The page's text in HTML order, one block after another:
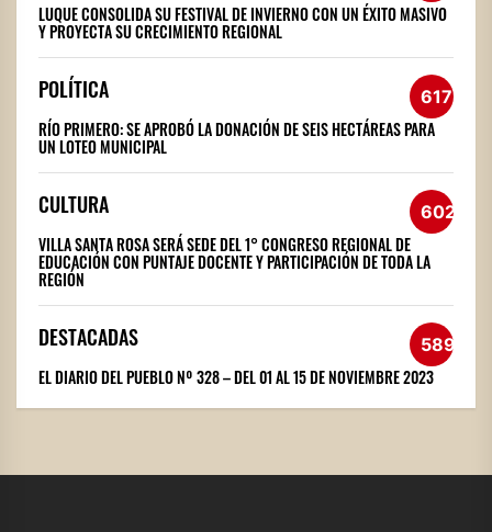
LUQUE CONSOLIDA SU FESTIVAL DE INVIERNO CON UN ÉXITO MASIVO
Y PROYECTA SU CRECIMIENTO REGIONAL
POLÍTICA 617
RÍO PRIMERO: SE APROBÓ LA DONACIÓN DE SEIS HECTÁREAS PARA
UN LOTEO MUNICIPAL
CULTURA 602
VILLA SANTA ROSA SERÁ SEDE DEL 1° CONGRESO REGIONAL DE
EDUCACIÓN CON PUNTAJE DOCENTE Y PARTICIPACIÓN DE TODA LA
REGIÓN
DESTACADAS 589
EL DIARIO DEL PUEBLO Nº 328 – DEL 01 AL 15 DE NOVIEMBRE 2023